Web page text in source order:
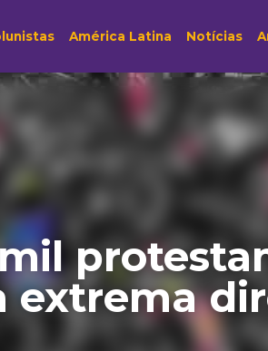
Colunistas América Latina
protestam